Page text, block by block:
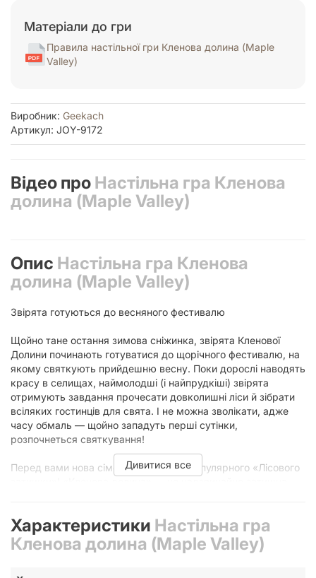
Матеріали до гри
Правила настільної гри Кленова долина (Maple
Valley)
Виробник: Geekach
Артикул: JOY-9172
Відео про Настільна гра Кленова
долина (Maple Valley)
Опис Настільна гра Кленова
долина (Maple Valley)
Звірята готуються до весняного фестивалю
Щойно тане остання зимова сніжинка, звірята Кленової
Долини починають готуватися до щорічного фестивалю, на
якому святкують прийдешню весну. Поки дорослі наводять
красу в селищах, наймолодші (і найпрудкіші) звірята
отримують завдання прочесати довколишні ліси й зібрати
всіляких гостинців для свята. І не можна зволікати, адже
часу обмаль — щойно западуть перші сутінки,
розпочнеться святкування!
Перед вами нова сімейна гра у світі популярного «Лісового
гостинців. На меті ви матимете завоювати якнайбільше
сердець на щорічному весняному фестивалі. Здебільшого
ви здобуватимете очки за створення гостинців, кожен із
Дивитися все
Характеристики Настільна гра
Кленова долина (Maple Valley)